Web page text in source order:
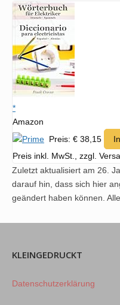
*
Amazon
Preis: € 38,15
Preis inkl. MwSt., zzgl.
Zuletzt aktualisiert am 26.
darauf hin, dass sich hier
geändert haben können.
KLEINGEDRUCKT
Datenschutzerklärung